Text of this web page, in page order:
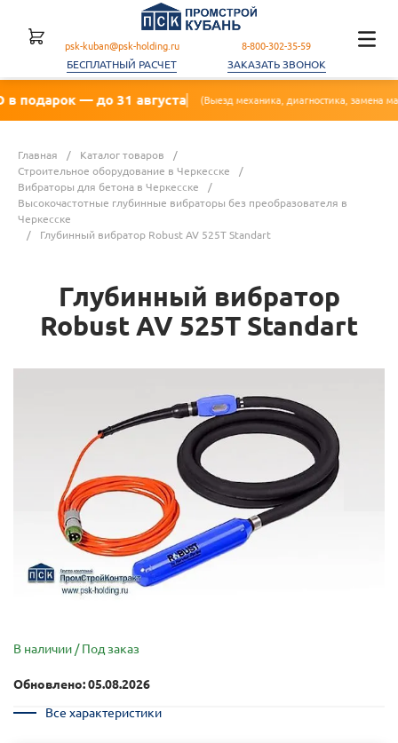
— до 31 августа (Выезд механика, диагностика, замена масла, фильтра)
psk-kuban@psk-holding.ru
БЕСПЛАТНЫЙ РАСЧЕТ
8-800-302-35-59
ЗАКАЗАТЬ ЗВОНОК
Главная / Каталог товаров
/
Строительное оборудование в Черкесске
/
Вибраторы для бетона в Черкесске
/
Высокочастотные глубинные вибраторы без преобразователя в
Черкесске
/
Глубинный вибратор Robust AV 525T Standart
Глубинный вибратор
Robust AV 525T Standart
В наличии / Под заказ
Обновлено: 05.08.2026
Все характеристики